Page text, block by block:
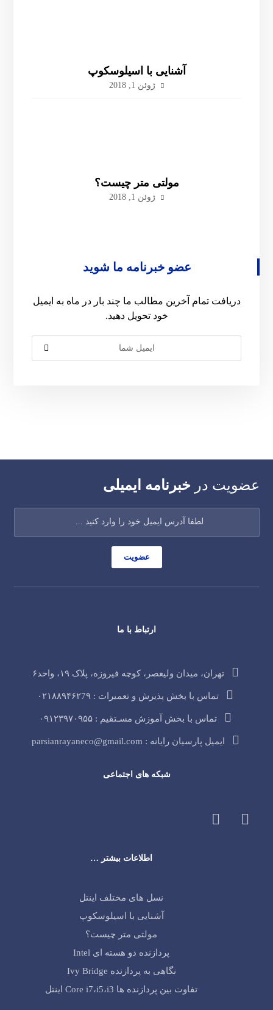
آشنایی با اسیلوسکوپ
ژوئن 1, 2018
مولتی متر چیست؟
ژوئن 1, 2018
عضو خبرنامه ما شوید
دریافت تمام آخرین مطالب ما چند بار در ماه به ایمیل
خود تحویل دهید.
عضویت در خبرنامه ایمیلی
عضویت
ارتباط با ما
تهران، میدان ولیعصر، کوچه فیروزه، پلاک ۱۹، واحد۶
تماس با بخش پذیرش و تعمیرات : ۰۲۱۸۸۹۴۶۲7۹
تماس با بخش آموزش مسـتقیم : ۰۹۱۲۳۹۷۰۹۵۵
ایمیل پارسیان رایانه : parsianrayaneco@gmail.com
شبکه های اجتماعی
اطلاعات بیشتر …
نسل های مختلف اینتل
آشنایی با اسیلوسکوپ
مولتی متر چیست؟
پردازنده دو هسته ای Intel
نگاهی به پردازنده Ivy Bridge
تفاوت بین پردازنده ها Core i7،i5،i3 اینتل